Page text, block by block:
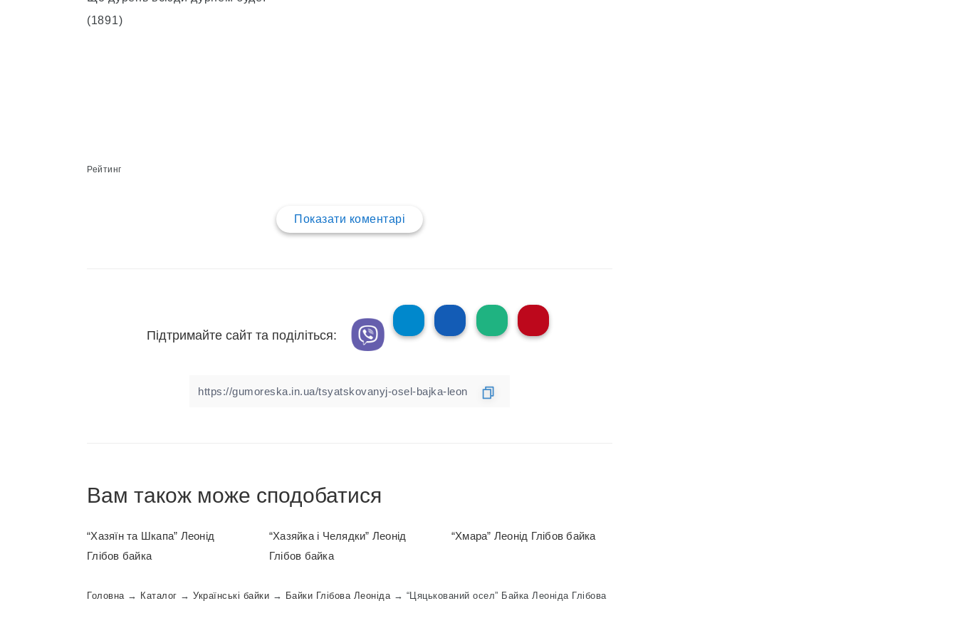
(1891)
Рейтинг
Показати коментарі
Підтримайте сайт та поділіться:
Вам також може сподобатися
“Хазяїн та Шкапа” Леонід
Глібов байка
“Хазяйка і Челядки” Леонід
Глібов байка
“Хмара” Леонід Глібов байка
Головна→ Каталог → Українські байки → Байки Глібова Леоніда→ “Цяцькований осел” Байка Леоніда Глібова